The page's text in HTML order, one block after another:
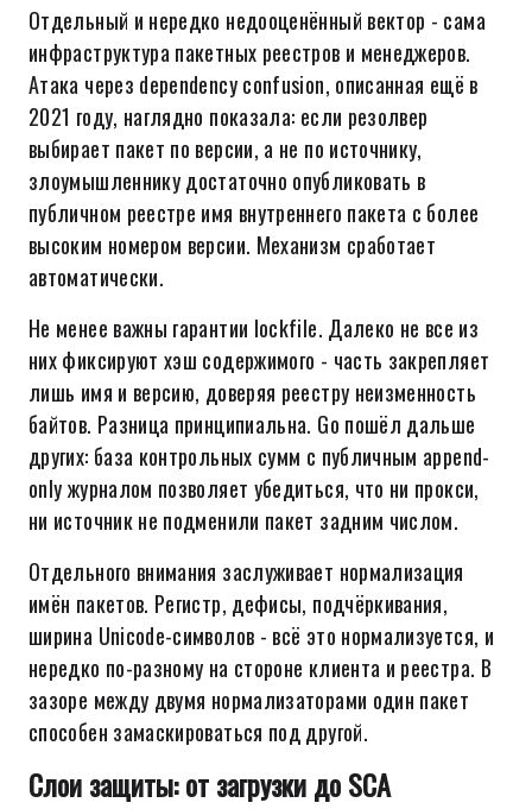
Отдельный и нередко недооценённый вектор - сама
инфраструктура пакетных реестров и менеджеров.
Атака через dependency confusion, описанная ещё в
2021 году, наглядно показала: если резолвер
выбирает пакет по версии, а не по источнику,
злоумышленнику достаточно опубликовать в
публичном реестре имя внутреннего пакета с более
высоким номером версии. Механизм сработает
автоматически.
Не менее важны гарантии lockfile. Далеко не все из
них фиксируют хэш содержимого - часть закрепляет
лишь имя и версию, доверяя реестру неизменность
байтов. Разница принципиальна. Go пошёл дальше
других: база контрольных сумм с публичным append-
only журналом позволяет убедиться, что ни прокси,
ни источник не подменили пакет задним числом.
Отдельного внимания заслуживает нормализация
имён пакетов. Регистр, дефисы, подчёркивания,
ширина Unicode-символов - всё это нормализуется, и
нередко по-разному на стороне клиента и реестра. В
зазоре между двумя нормализаторами один пакет
способен замаскироваться под другой.
Слои защиты: от загрузки до SCA